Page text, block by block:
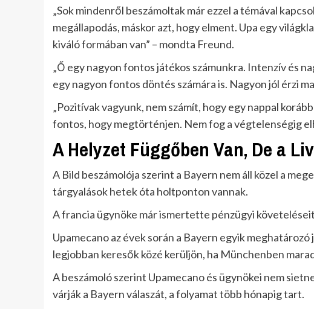
„Sok mindenről beszámoltak már ezzel a témával
megállapodás, máskor azt, hogy elment. Upa egy
kiváló formában van” – mondta Freund.
„Ő egy nagyon fontos játékos számunkra. Intenzív és
egy nagyon fontos döntés számára is. Nagyon jól érzi
„Pozitívak vagyunk, nem számít, hogy egy nappal
fontos, hogy megtörténjen. Nem fog a végtelenségig
A Helyzet Függőben Van, De a
A Bild beszámolója szerint a Bayern nem áll közel a
tárgyalások hetek óta holtponton vannak.
A francia ügynöke már ismertette pénzügyi
Upamecano az évek során a Bayern egyik
legjobban keresők közé kerüljön, ha Münchenben
A beszámoló szerint Upamecano és ügynökei nem
várják a Bayern válaszát, a folyamat több hónapig tart.